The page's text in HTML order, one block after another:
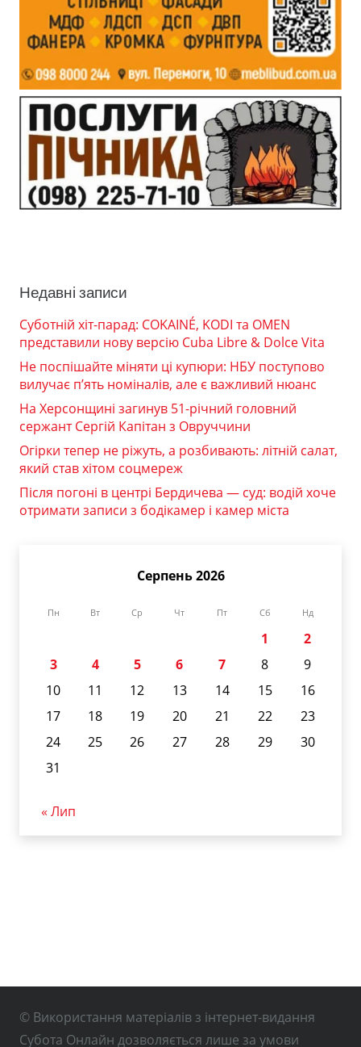
Недавні записи
Суботній хіт-парад: COKAINÉ, KODI та OMEN
представили нову версію Cuba Libre & Dolce Vita
Не поспішайте міняти ці купюри: НБУ поступово
вилучає п’ять номіналів, але є важливий нюанс
На Херсонщині загинув 51-річний головний
сержант Сергій Капітан з Овруччини
Огірки тепер не ріжуть, а розбивають: літній салат,
який став хітом соцмереж
Після погоні в центрі Бердичева — суд: водій хоче
отримати записи з бодікамер і камер міста
Серпень 2026
Пн Вт Ср Чт Пт Сб Нд
1
2
3
4 5 6 7 8
9
10
11 12 13 14 15
16
17
18 19 20 21 22
23
24
25 26 27 28 29
30
31
« Лип
© Використання матеріалів з інтернет-видання
Субота Онлайн дозволяється лише за умови